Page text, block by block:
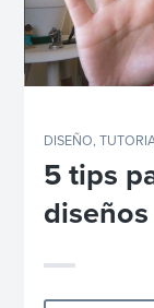
DISEÑO,
5 tips